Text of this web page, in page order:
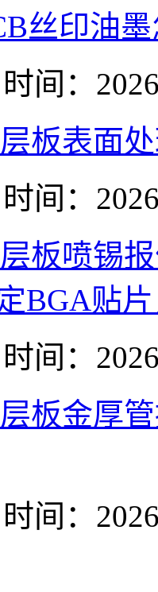
丝印油
时间：
板表面
时间：
板喷锡
BGA贴
时间：
板金厚
时间：